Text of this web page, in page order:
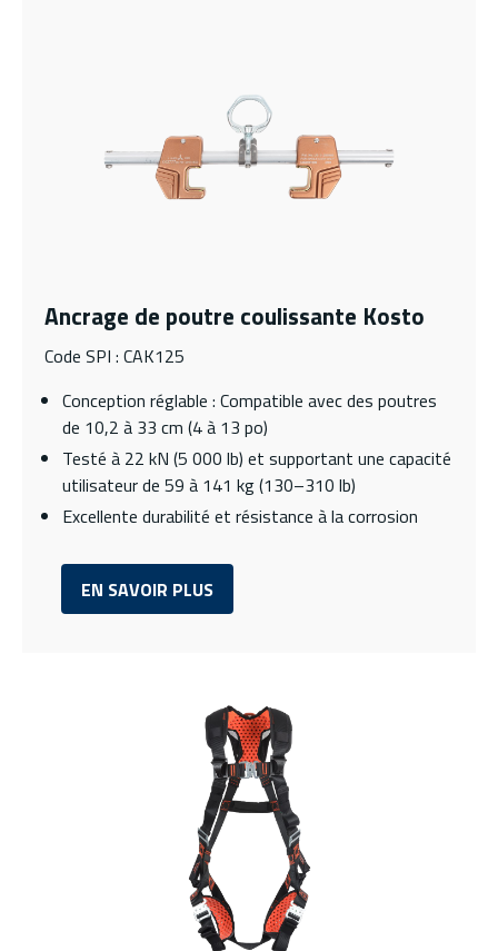
Ancrage de poutre coulissante Kosto
Code SPI : CAK125
Conception réglable : Compatible avec des poutres
de 10,2 à 33 cm (4 à 13 po)
Testé à 22 kN (5 000 lb) et supportant une capacité
utilisateur de 59 à 141 kg (130–310 lb)
Excellente durabilité et résistance à la corrosion
EN SAVOIR PLUS